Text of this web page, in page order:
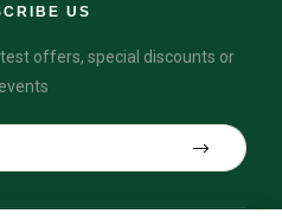
US
offers, special discounts or